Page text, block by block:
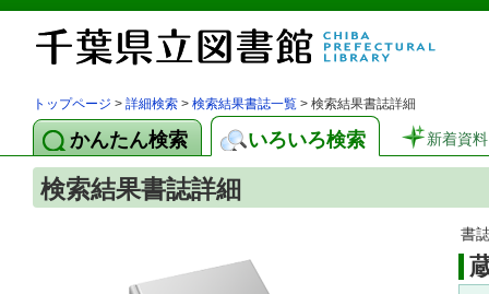
トップページ > 詳細検索 > 検索結果書誌一覧 > 検索結果書誌詳細
かんたん検索 いろいろ検索 新着資料
検索結果書誌詳細
書